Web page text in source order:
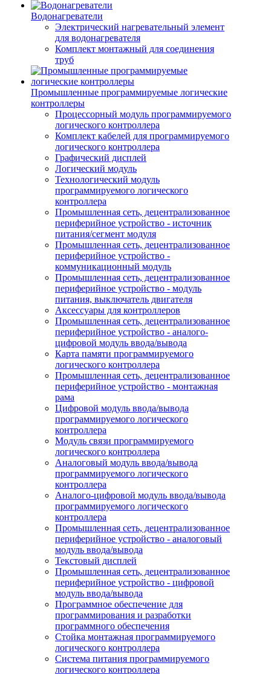
Водонагреватели
Электрический нагревательный элемент
для водонагревателя
Комплект монтажный для соединения
труб
Промышленные программируемые логические
контроллеры
Процессорный модуль программируемого
логического контроллера
Комплект кабелей для программируемого
логического контроллера
Графический дисплей
Логический модуль
Технологический модуль
программируемого логического
контроллера
Промышленная сеть, децентрализованное
периферийное устройство - источник
питания/сегмент модуля
Промышленная сеть, децентрализованное
периферийное устройство -
коммуникационный модуль
Промышленная сеть, децентрализованное
периферийное устройство - модуль
питания, выключатель двигателя
Аксессуары для контроллеров
Промышленная сеть, децентрализованное
периферийное устройство - аналого-
цифровой модуль ввода/вывода
Карта памяти программируемого
логического контроллера
Промышленная сеть, децентрализованное
периферийное устройство - монтажная
рама
Цифровой модуль ввода/вывода
программируемого логического
контроллера
Модуль связи программируемого
логического контроллера
Аналоговый модуль ввода/вывода
программируемого логического
контроллера
Аналого-цифровой модуль ввода/вывода
программируемого логического
контроллера
Промышленная сеть, децентрализованное
периферийное устройство - аналоговый
модуль ввода/вывода
Текстовый дисплей
Промышленная сеть, децентрализованное
периферийное устройство - цифровой
модуль ввода/вывода
Программное обеспечение для
программирования и разработки
программного обеспечения
Стойка монтажная программируемого
логического контроллера
Система питания программируемого
логического контроллера